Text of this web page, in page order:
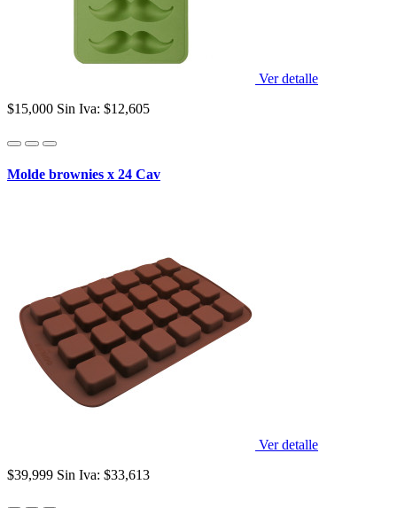
Ver detalle
$15,000 Sin Iva: $12,605
Molde brownies x 24 Cav
Ver detalle
$39,999 Sin Iva: $33,613